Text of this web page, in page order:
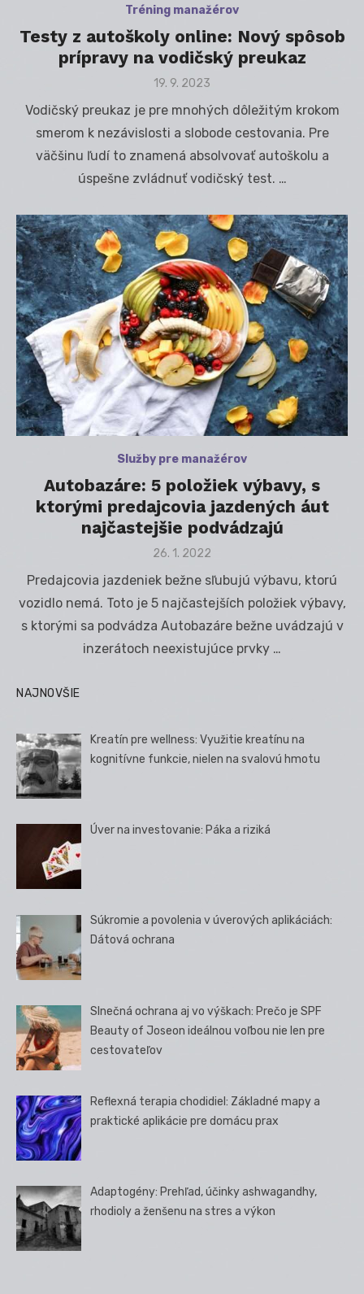
Tréning manažérov
Testy z autoškoly online: Nový spôsob
prípravy na vodičský preukaz
Posted
19. 9. 2023
Vodičský preukaz je pre mnohých dôležitým krokom
smerom k nezávislosti a slobode cestovania. Pre
väčšinu ľudí to znamená absolvovať autoškolu a
úspešne zvládnuť vodičský test. …
Služby pre manažérov
Autobazáre: 5 položiek výbavy, s
ktorými predajcovia jazdených áut
najčastejšie podvádzajú
Posted
26. 1. 2022
Predajcovia jazdeniek bežne sľubujú výbavu, ktorú
vozidlo nemá. Toto je 5 najčastejších položiek výbavy,
s ktorými sa podvádza Autobazáre bežne uvádzajú v
inzerátoch neexistujúce prvky …
NAJNOVŠIE
Kreatín pre wellness: Využitie kreatínu na
kognitívne funkcie, nielen na svalovú hmotu
Úver na investovanie: Páka a riziká
Súkromie a povolenia v úverových aplikáciách:
Dátová ochrana
Slnečná ochrana aj vo výškach: Prečo je SPF
Beauty of Joseon ideálnou voľbou nie len pre
cestovateľov
Reflexná terapia chodidiel: Základné mapy a
praktické aplikácie pre domácu prax
Adaptogény: Prehľad, účinky ashwagandhy,
rhodioly a ženšenu na stres a výkon